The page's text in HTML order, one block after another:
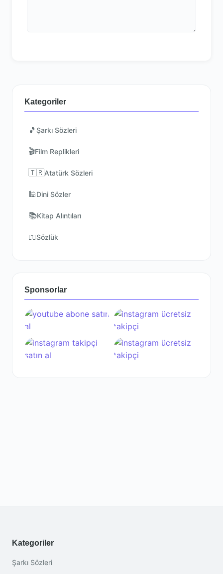
Kategoriler
🎵 Şarkı Sözleri
🎬Film Replikleri
🇹🇷Atatürk Sözleri
🕌Dini Sözler
📚Kitap Alıntıları
📖Sözlük
Sponsorlar
Kategoriler
Şarkı Sözleri